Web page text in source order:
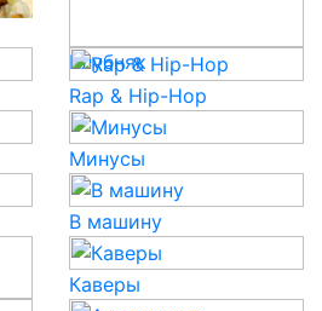
Клубняк
Rap & Hip-Hop
Минусы
В машину
Каверы